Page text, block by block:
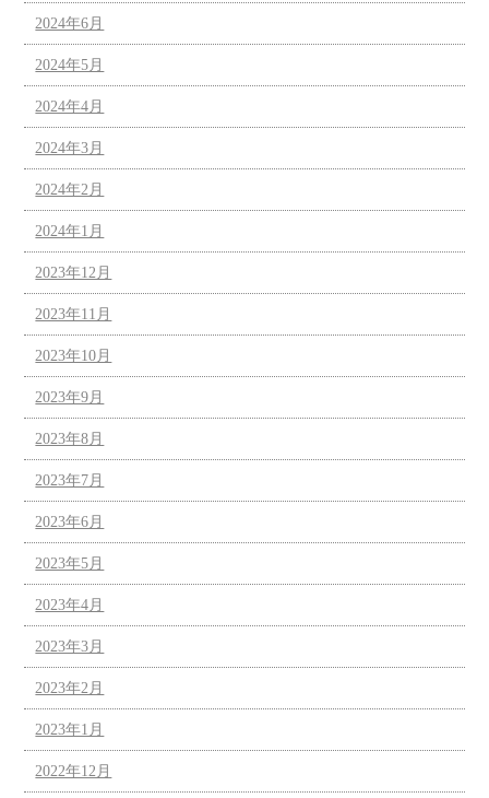
2024年6月
2024年5月
2024年4月
2024年3月
2024年2月
2024年1月
2023年12月
2023年11月
2023年10月
2023年9月
2023年8月
2023年7月
2023年6月
2023年5月
2023年4月
2023年3月
2023年2月
2023年1月
2022年12月